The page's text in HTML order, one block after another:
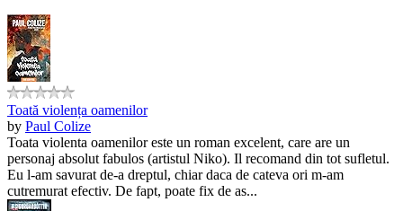
Toată violența oamenilor
by Paul Colize
Toata violenta oamenilor este un roman excelent, care are un
personaj absolut fabulos (artistul Niko). Il recomand din tot sufletul.
Eu l-am savurat de-a dreptul, chiar daca de cateva ori m-am
cutremurat efectiv. De fapt, poate fix de as...